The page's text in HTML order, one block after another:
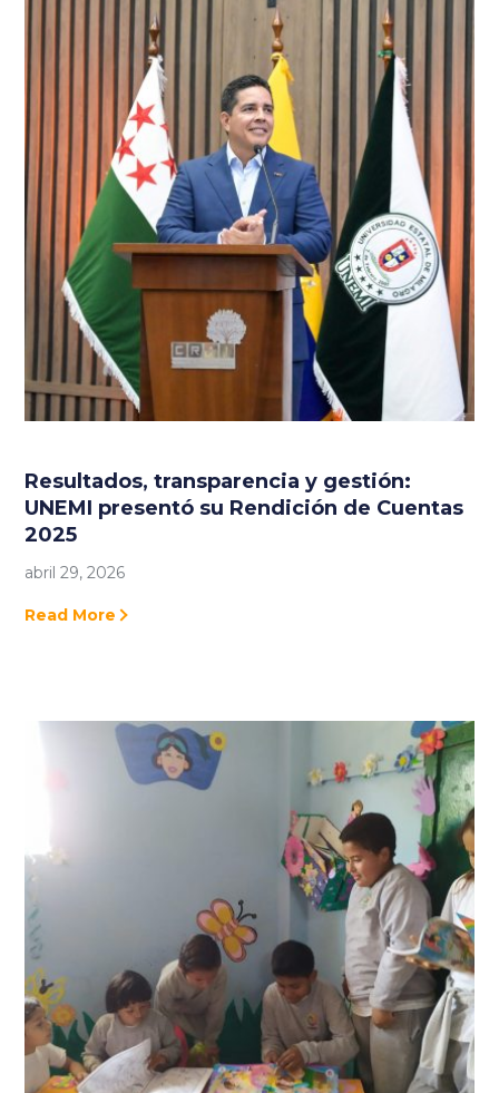
Resultados, transparencia y gestión:
UNEMI presentó su Rendición de Cuentas
2025
abril 29, 2026
Read More